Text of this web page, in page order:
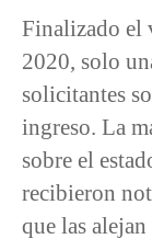
Finalizado el
2020, solo
solicitantes
ingreso. La
sobre el
recibieron
que las